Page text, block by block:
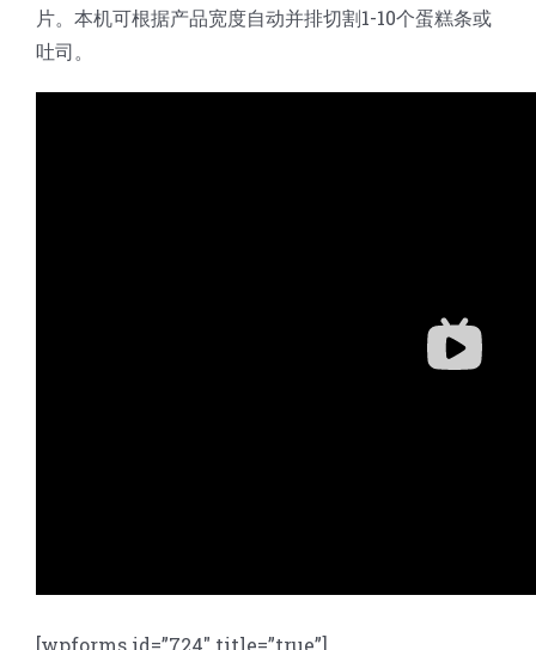
片。本机可根据产品宽度自动并排切割1-10个蛋糕条或
吐司。
[wpforms id=”724″ title=”true”]